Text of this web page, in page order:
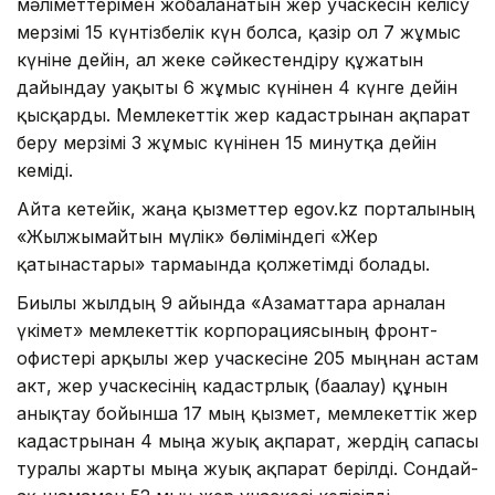
мерзімі 15 күнтізбелік күн болса, қазір ол 7 жұмыс
күніне дейін, ал жеке сәйкестендіру құжатын
дайындау уақыты 6 жұмыс күнінен 4 күнге дейін
қысқарды. Мемлекеттік жер кадастрынан ақпарат
беру мерзімі 3 жұмыс күнінен 15 минутқа дейін
кеміді.
Айта кетейік, жаңа қызметтер egov.kz порталының
«Жылжымайтын мүлік» бөліміндегі «Жер
қатынастары» тармағында қолжетімді болады.
Биылғы жылдың 9 айында «Азаматтарға арналған
үкімет» мемлекеттік корпорациясының фронт-
офистері арқылы жер учаскесіне 205 мыңнан астам
акт, жер учаскесінің кадастрлық (бағалау) құнын
анықтау бойынша 17 мың қызмет, мемлекеттік жер
кадастрынан 4 мыңға жуық ақпарат, жердің сапасы
туралы жарты мыңға жуық ақпарат берілді. Сондай-